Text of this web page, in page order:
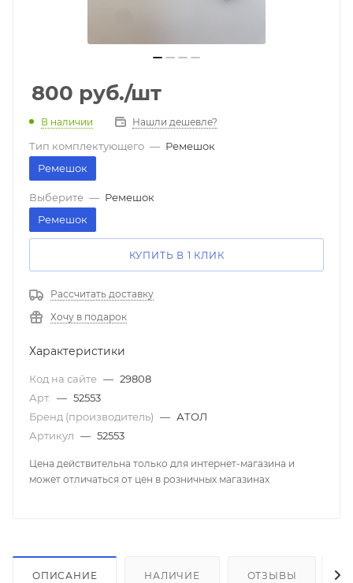
800 руб./шт
В наличии Нашли дешевле?
Тип комплектующего — Ремешок
Ремешок
Выберите — Ремешок
Ремешок
КУПИТЬ В 1 КЛИК
Рассчитать доставку
Хочу в подарок
Характеристики
Код на сайте — 29808
Арт. — 52553
Бренд (производитель) — АТОЛ
Артикул — 52553
Цена действительна только для интернет-магазина и
может отличаться от цен в розничных магазинах
ОПИСАНИЕ НАЛИЧИЕ ОТЗЫВЫ